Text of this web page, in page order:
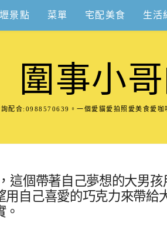
景點 菜單 宅配美食 生活
圍事小
配合:0988570639。一個愛貓愛拍照愛美食愛
這個帶著自己夢想的大男
用自己喜愛的巧克力來帶給